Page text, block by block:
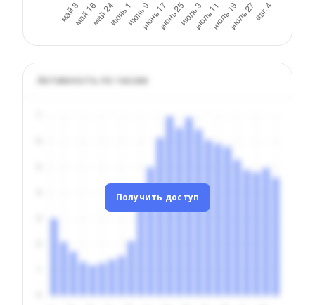
Активность по часам
Получить доступ